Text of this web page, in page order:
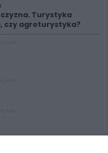
Turystyka
czy agroturystyka?